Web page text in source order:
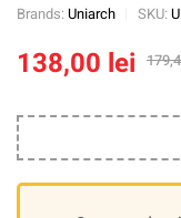
Brands: Uniarch SKU:
138,00 lei